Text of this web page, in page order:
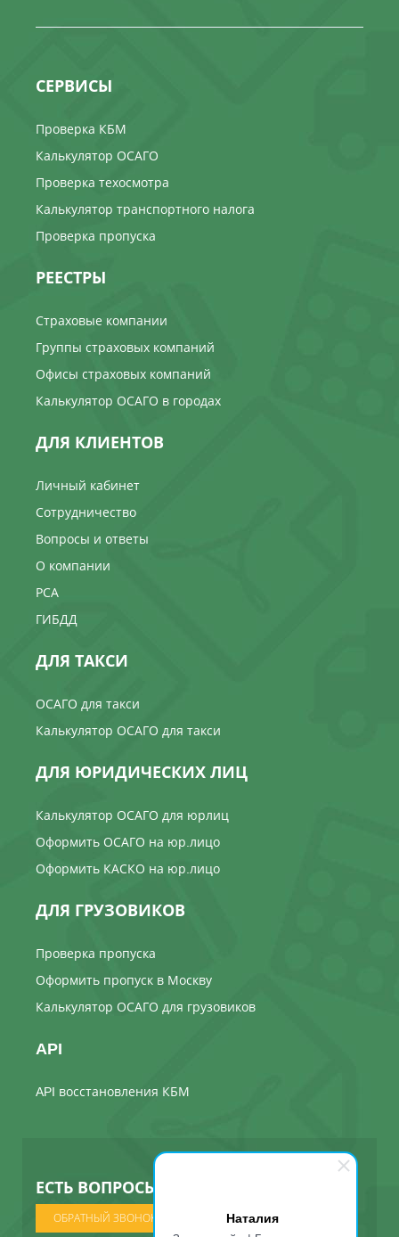
Наталия
СЕРВИСЫ
Проверка КБМ
Калькулятор ОСАГО
Проверка техосмотра
Калькулятор транспортного налога
Проверка пропуска
РЕЕСТРЫ
Страховые компании
Группы страховых компаний
Офисы страховых компаний
Калькулятор ОСАГО в городах
ДЛЯ КЛИЕНТОВ
Личный кабинет
Сотрудничество
Вопросы и ответы
О компании
РСА
ГИБДД
ДЛЯ ТАКСИ
ОСАГО для такси
Калькулятор ОСАГО для такси
ДЛЯ ЮРИДИЧЕСКИХ ЛИЦ
Калькулятор ОСАГО для юрлиц
Оформить ОСАГО на юр.лицо
Оформить КАСКО на юр.лицо
ДЛЯ ГРУЗОВИКОВ
Проверка пропуска
Оформить пропуск в Москву
Калькулятор ОСАГО для грузовиков
API
API восстановления КБМ
ЕСТЬ ВОПРОСЫ ? МЫ ПОЗВОНИМ
ОБРАТНЫЙ ЗВОНОК